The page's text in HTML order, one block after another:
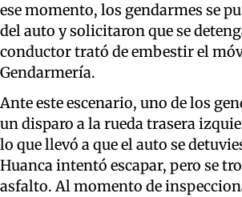
ese momento, los gendarmes se
del auto y solicitaron que se
conductor trató de embestir el
Gendarmería.
Ante este escenario, uno de los
un disparo a la rueda trasera
lo que llevó a que el auto se
Huanca intentó escapar, pero se
asfalto. Al momento de